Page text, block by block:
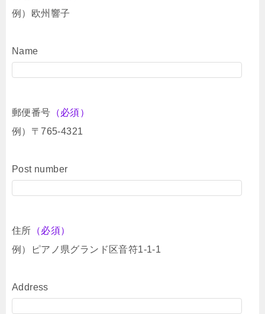
例）欧州響子
Name
郵便番号 （必須）
例）〒765-4321
Post number
住所 （必須）
例）ピアノ県グランド区音符1-1-1
Address